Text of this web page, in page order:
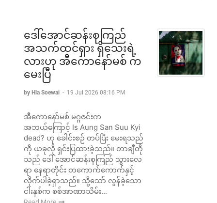
ဒေါ်အောင်ဆန်းစုကြည်
အသက်ထင်ရှား ရှိသေးရဲ့
လားဟု အီကောနော်မစ် က
မေးပြီ
by Hla Soewai - 19 Jul 2026 08:16 PM
အီကောနော်မစ် မဂ္ဂဇင်းက
အဘယ်ကြောင့် Is Aung San Suu Kyi
dead? ဟု ခေါင်းစဉ် တပ်ပြီး မေးရသည်
ကို ယခုလို ရှင်းပြထားခဲ့သည်။ တာချီတို
သည် ဒေါ် အောင်ဆန်းစုကြည် သွားလေ
ရာ နေရာတိုင်း တကောက်ကောက်နှင့်
လိုက်ပါခဲ့ရှာသည်။ သို့သော် လွန်ခဲ့သော
ငါးနှစ်က စစ်အာဏာသိမ်း...